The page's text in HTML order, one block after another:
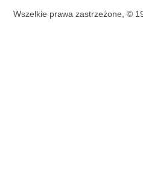
Wszelkie prawa zastrzeżone, ©